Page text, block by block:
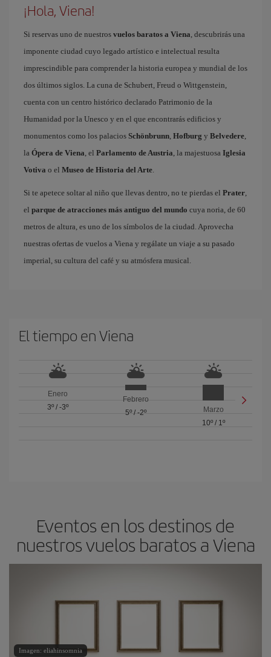
¡Hola, Viena!
Si reservas uno de nuestros vuelos baratos a Viena, descubrirás una
imponente ciudad cuyo legado artístico e intelectual resulta
imprescindible para comprender la historia europea y mundial de los
dos últimos siglos. La cuna de Schubert, Freud o Wittgenstein,
cuenta con un centro histórico declarado Patrimonio de la
Humanidad por la Unesco y en el que encontrarás edificios y
monumentos como los palacios Schönbrunn, Hofburg y Belvedere,
la Ópera de Viena, el Parlamento de Austria, la majestuosa Iglesia
Votiva o el Museo de Historia del Arte.
Si te apetece soltar al niño que llevas dentro, no te pierdas el Prater,
el parque de atracciones más antiguo del mundo cuya noria, de 60
metros de altura, es uno de los símbolos de la ciudad. Aprovecha
nuestras ofertas de vuelos a Viena y regálate un viaje a su pasado
imperial, su cultura del café y su atmósfera musical.
El tiempo en Viena
Enero
3º/ -3º
Febrero
5º/ -2º
Marzo
10º/ 1º
Eventos en los destinos de
nuestros vuelos baratos a Viena
Imagen: eliahinsomnia